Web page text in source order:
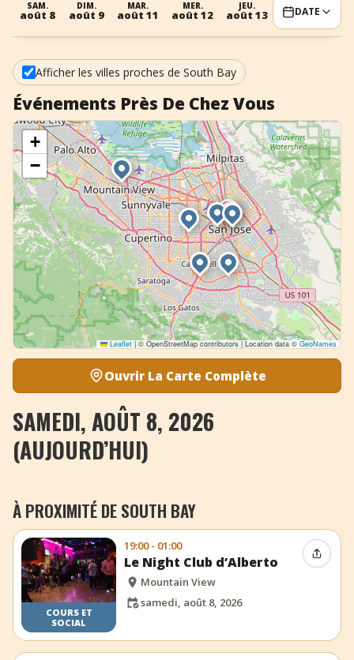
+ Ajouter un événement
SAM.
août 8
DIM.
août 9
MAR.
août 11
MER.
août 12
JEU.
août 13
VEN.
août 14
DATE
Afficher les villes proches de South Bay
Événements Près De Chez Vous
+
−
Leaflet | © OpenStreetMap contributors | Location data © GeoNames
Ouvrir La Carte Complète
SAMEDI, AOÛT 8, 2026
(AUJOURD’HUI)
À PROXIMITÉ DE SOUTH BAY
COURS ET
SOCIAL
19:00 - 01:00
Le Night Club d’Alberto
Mountain View
samedi, août 8, 2026